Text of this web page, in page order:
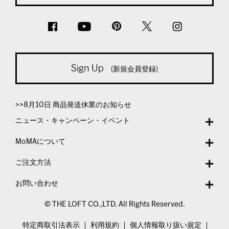
Sign Up (新規会員登録)
>>8月10日 商品発送休業のお知らせ
ニュース・キャンペーン・イベント
MoMAについて
ご注文方法
お問い合わせ
© THE LOFT CO.,LTD. All Rights Reserved.
特定商取引法表示 利用規約 個人情報取り扱い規定